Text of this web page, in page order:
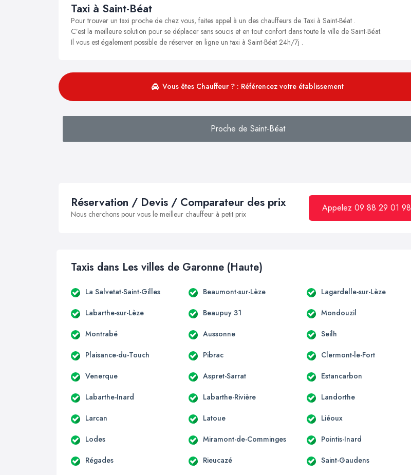
Taxi à Saint-Béat
Pour trouver un taxi proche de chez vous, faites appel à un des chauffeurs de Taxi à Saint-Béat .
C’est la meilleure solution pour se déplacer sans soucis et en tout confort dans toute la ville de Saint-Béat.
Il vous est également possible de réserver en ligne un taxi à Saint-Béat 24h/7j .
Vous êtes Chauffeur ? : Référencez votre établissement
Proche de Saint-Béat
Réservation / Devis / Comparateur des prix
Nous cherchons pour vous le meilleur chauffeur à petit prix
Appelez 09 88 29 01 98
Taxis dans Les villes de Garonne (Haute)
La Salvetat-Saint-Gilles Beaumont-sur-Lèze Lagardelle-sur-Lèze
Labarthe-sur-Lèze Beaupuy 31 Mondouzil
Montrabé Aussonne Seilh
Plaisance-du-Touch Pibrac Clermont-le-Fort
Venerque Aspret-Sarrat Estancarbon
Labarthe-Inard Labarthe-Rivière Landorthe
Larcan Latoue Liéoux
Lodes Miramont-de-Comminges Pointis-Inard
Régades Rieucazé Saint-Gaudens